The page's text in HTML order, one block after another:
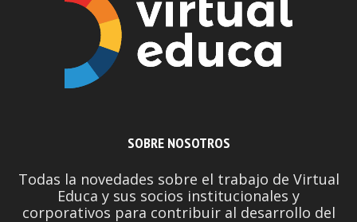
SOBRE NOSOTROS
Todas la novedades sobre el trabajo de Virtual
Educa y sus socios institucionales y
corporativos para contribuir al desarrollo del